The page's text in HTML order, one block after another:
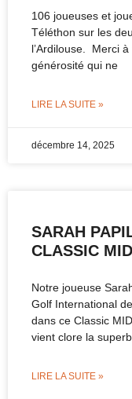
106 joueuses et
Téléthon sur les
l’Ardilouse. Merci
générosité qui ne
LIRE LA SUITE »
décembre 14, 2025
SARAH
CLASSIC
Notre joueuse
Golf International
dans ce Classic
vient clore la
LIRE LA SUITE »